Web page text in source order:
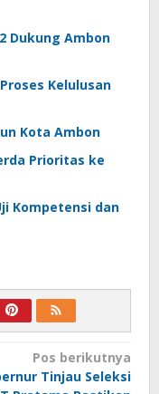
Dukung Ambon
Kelulusan
Kota Ambon
Prioritas ke
Kompetensi dan
Pos berikutnya
Tinjau Seleksi